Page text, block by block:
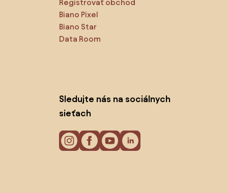
Registrovať obchod
Biano Pixel
Biano Star
Data Room
Sledujte nás na sociálnych
sieťach